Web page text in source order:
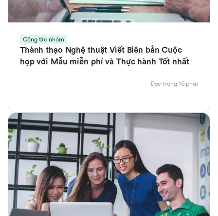
Cộng tác nhóm
Thành thạo Nghệ thuật Viết Biên bản Cuộc
họp với Mẫu miễn phí và Thực hành Tốt nhất
Đọc trong 16 phút